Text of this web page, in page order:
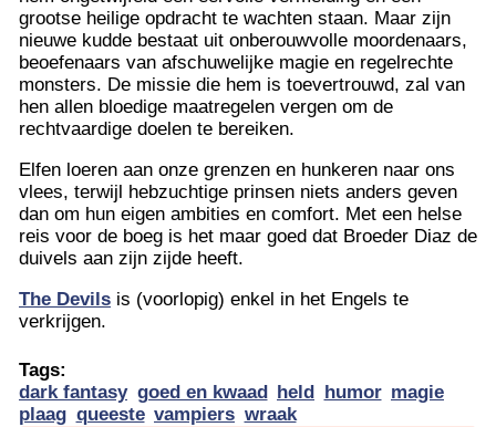
grootse heilige opdracht te wachten staan. Maar zijn
nieuwe kudde bestaat uit onberouwvolle moordenaars,
beoefenaars van afschuwelijke magie en regelrechte
monsters. De missie die hem is toevertrouwd, zal van
hen allen bloedige maatregelen vergen om de
rechtvaardige doelen te bereiken.
Elfen loeren aan onze grenzen en hunkeren naar ons
vlees, terwijl hebzuchtige prinsen niets anders geven
dan om hun eigen ambities en comfort. Met een helse
reis voor de boeg is het maar goed dat Broeder Diaz de
duivels aan zijn zijde heeft.
The Devils is (voorlopig) enkel in het Engels te
verkrijgen.
Tags:
dark fantasy goed en kwaad held humor magie
plaag queeste vampiers wraak